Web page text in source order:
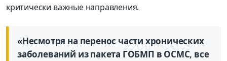
критически важные направления.
«Несмотря на перенос части хронических
заболеваний из пакета ГОБМП в ОСМС, все